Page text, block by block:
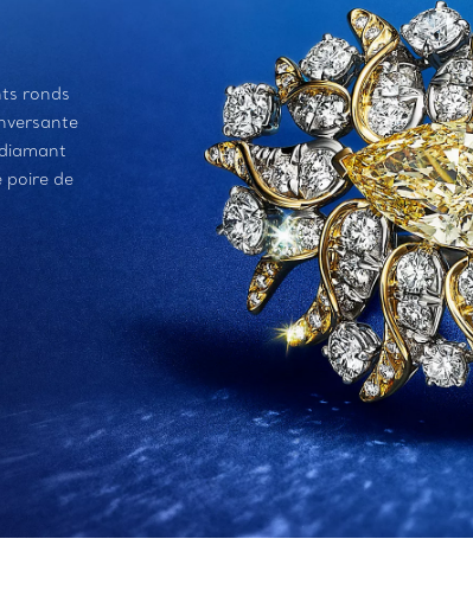
ronds
poire de